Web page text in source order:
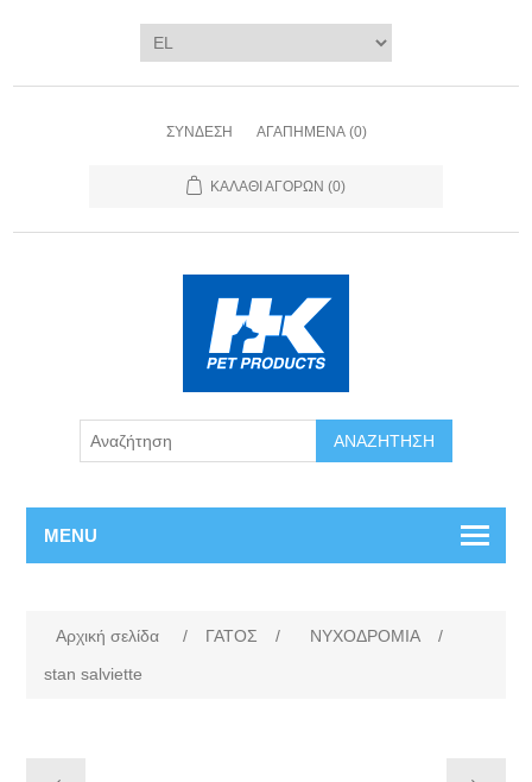
ΣΎΝΔΕΣΗ ΑΓΑΠΗΜΈΝΑ (0)
ΚΑΛΆΘΙ ΑΓΟΡΏΝ (0)
ΑΝΑΖΉΤΗΣΗ
MENU
Αρχική σελίδα / ΓΑΤΟΣ / ΝΥΧΟΔΡΟΜΙΑ
/
stan salviette